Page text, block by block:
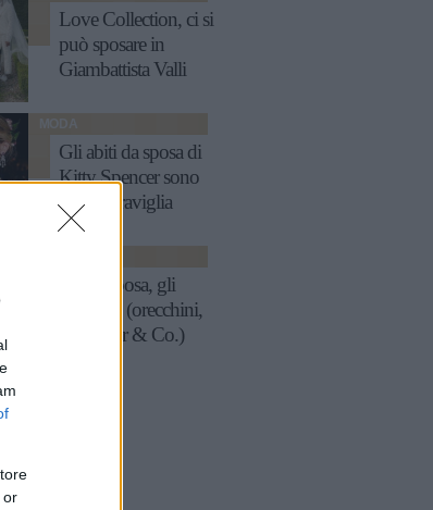
or
Love Collection, ci si
può sposare in
Giambattista Valli
MODA
Gli abiti da sposa di
Kitty Spencer sono
pura meraviglia
Moda sposa, gli
accessori (orecchini,
fascinator & Co.)